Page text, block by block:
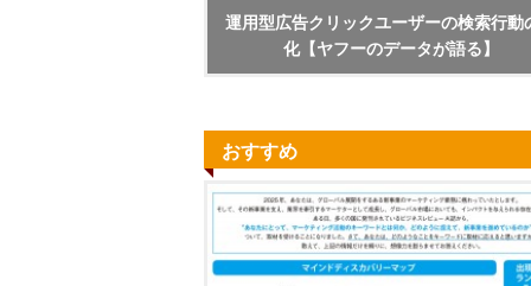
運用型広告クリックユーザーの検索行動
化【ヤフーのデータが語る】
おすすめ